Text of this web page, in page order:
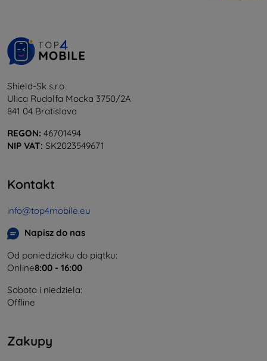
Shield-Sk s.r.o.
Ulica Rudolfa Mocka 3750/2A
841 04 Bratislava
REGON: 46701494
NIP VAT: SK2023549671
Kontakt
info@top4mobile.eu
Napisz do nas
Od poniedziałku do piątku:
Online8:00 - 16:00
Sobota i niedziela:
Offline
Zakupy